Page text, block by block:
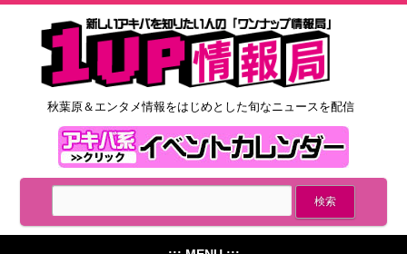
秋葉原＆エンタメ情報をはじめとした旬なニュースを配信